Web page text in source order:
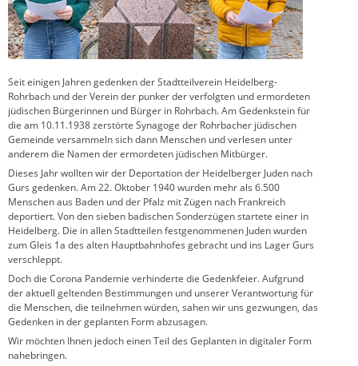
Seit einigen Jahren gedenken der Stadtteilverein Heidelberg-
Rohrbach und der Verein der punker der verfolgten und ermordeten
jüdischen Bürgerinnen und Bürger in Rohrbach. Am Gedenkstein für
die am 10.11.1938 zerstörte Synagoge der Rohrbacher jüdischen
Gemeinde versammeln sich dann Menschen und verlesen unter
anderem die Namen der ermordeten jüdischen Mitbürger.
Dieses Jahr wollten wir der Deportation der Heidelberger Juden nach
Gurs gedenken. Am 22. Oktober 1940 wurden mehr als 6.500
Menschen aus Baden und der Pfalz mit Zügen nach Frankreich
deportiert. Von den sieben badischen Sonderzügen startete einer in
Heidelberg. Die in allen Stadtteilen festgenommenen Juden wurden
zum Gleis 1a des alten Hauptbahnhofes gebracht und ins Lager Gurs
verschleppt.
Doch die Corona Pandemie verhinderte die Gedenkfeier. Aufgrund
der aktuell geltenden Bestimmungen und unserer Verantwortung für
die Menschen, die teilnehmen würden, sahen wir uns gezwungen, das
Gedenken in der geplanten Form abzusagen.
Wir möchten Ihnen jedoch einen Teil des Geplanten in digitaler Form
nahebringen.